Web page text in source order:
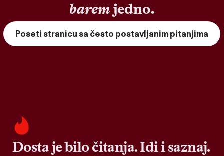
baremjedno.
Poseti stranicu sa često postavljanim pitanjima
Dosta je bilo čitanja. Idi i saznaj.